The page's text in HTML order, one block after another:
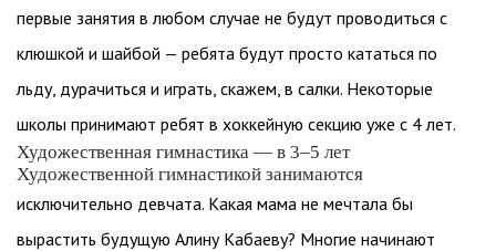
первые занятия в любом случае не будут проводиться с
клюшкой и шайбой — ребята будут просто кататься по
льду, дурачиться и играть, скажем, в салки. Некоторые
школы принимают ребят в хоккейную секцию уже с 4 лет.
Художественная гимнастика — в 3–5 лет
Художественной гимнастикой занимаются
исключительно девчата. Какая мама не мечтала бы
вырастить будущую Алину Кабаеву? Многие начинают